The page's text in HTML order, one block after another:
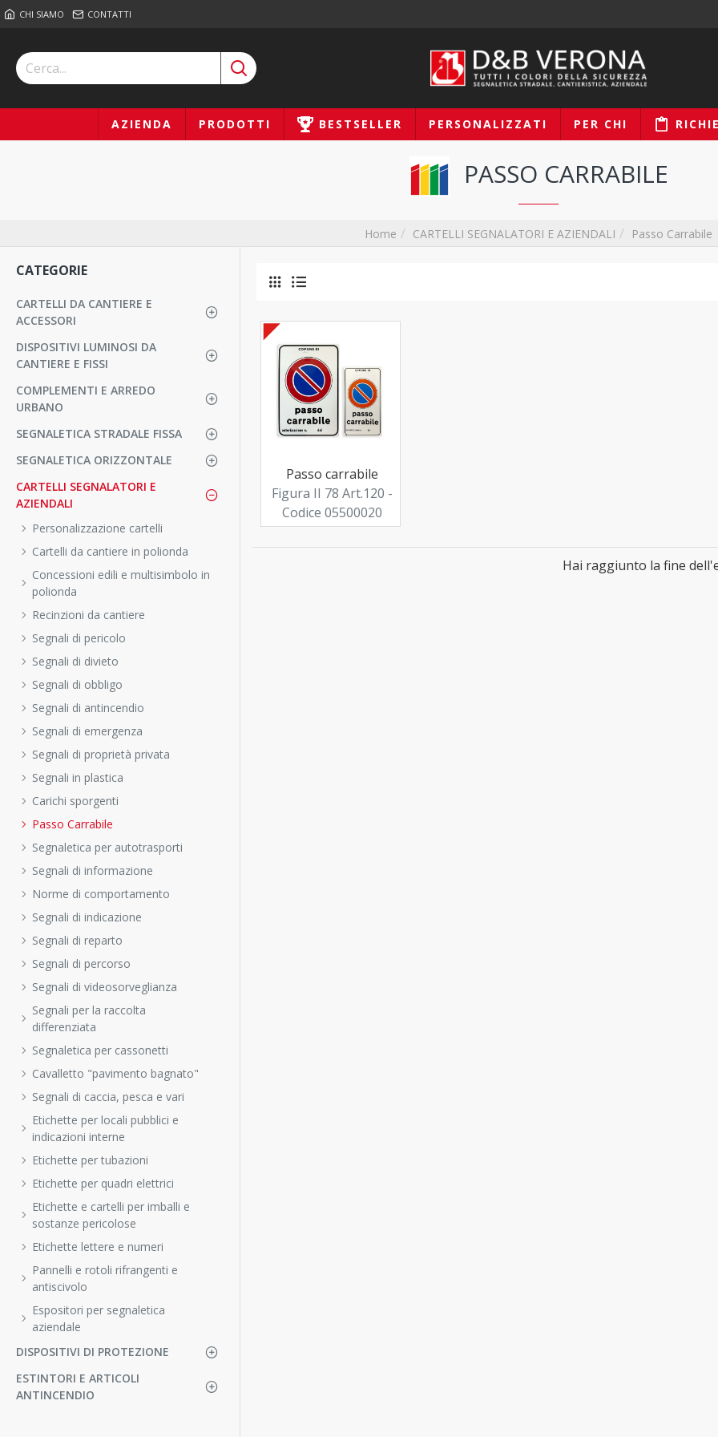
CHI SIAMO CONTATTI
AZIENDA PRODOTTI BESTSELLER PERSONALIZZATI PER CHI
Home CARTELLI SEGNALATORI E AZIENDALI Passo Carrabile
PASSO CARRABILE
CATEGORIE
CARTELLI DA CANTIERE E
ACCESSORI
DISPOSITIVI LUMINOSI DA
CANTIERE E FISSI
COMPLEMENTI E ARREDO
URBANO
SEGNALETICA STRADALE FISSA
SEGNALETICA ORIZZONTALE
CARTELLI SEGNALATORI E
AZIENDALI
Personalizzazione cartelli
Cartelli da cantiere in polionda
Concessioni edili e multisimbolo in
polionda
Recinzioni da cantiere
Segnali di pericolo
Segnali di divieto
Segnali di obbligo
Segnali di antincendio
Segnali di emergenza
Segnali di proprietà privata
Segnali in plastica
Carichi sporgenti
Passo Carrabile
Segnaletica per autotrasporti
Segnali di informazione
Norme di comportamento
Segnali di indicazione
Segnali di reparto
Segnali di percorso
Segnali di videosorveglianza
Segnali per la raccolta
differenziata
Segnaletica per cassonetti
Cavalletto "pavimento bagnato"
Segnali di caccia, pesca e vari
Etichette per locali pubblici e
indicazioni interne
Etichette per tubazioni
Etichette per quadri elettrici
Etichette e cartelli per imballi e
sostanze pericolose
Etichette lettere e numeri
Pannelli e rotoli rifrangenti e
antiscivolo
Espositori per segnaletica
aziendale
DISPOSITIVI DI PROTEZIONE
ESTINTORI E ARTICOLI
ANTINCENDIO
Passo carrabile
Figura II 78 Art.120 -
Codice 05500020
Hai raggiunto la fine